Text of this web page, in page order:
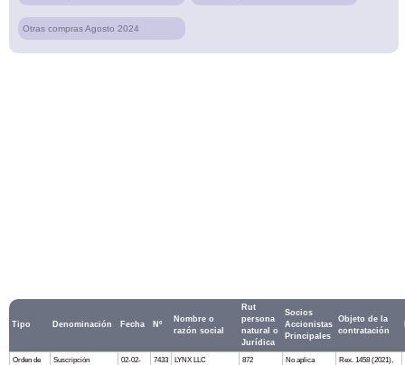
Otras compras Agosto 2024
Tipo Denominación Fecha Nº
Nombre o
razón social
Rut
persona
natural o
Jurídica
Socios
Accionistas
Principales
Objeto de la
contratación
Orden de
Suscripción
02-02-
7433 LYNX LLC 872 No aplica
Rex. 1458 (2021),